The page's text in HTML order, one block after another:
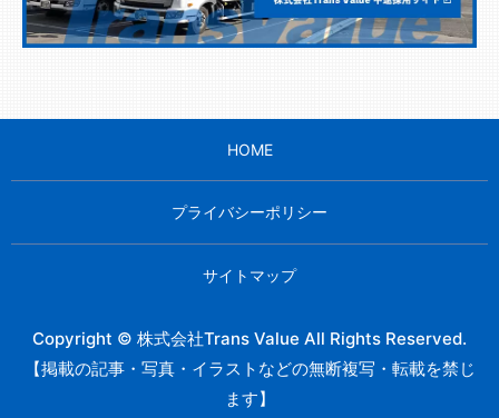
HOME
プライバシーポリシー
サイトマップ
Copyright © 株式会社Trans Value All Rights Reserved.
【掲載の記事・写真・イラストなどの無断複写・転載を禁じ
ます】